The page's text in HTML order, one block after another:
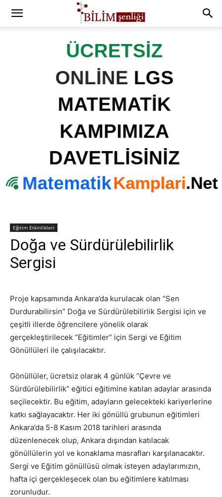
Eğitim Etkinlikleri
Doğa ve Sürdürülebilirlik
Sergisi
Proje kapsamında Ankara’da kurulacak olan “Sen
Durdurabilirsin” Doğa ve Sürdürülebilirlik Sergisi için ve
çeşitli illerde öğrencilere yönelik olarak
gerçekleştirilecek “Eğitimler” için Sergi ve Eğitim
Gönüllüleri ile çalışılacaktır.
Gönüllüler, ücretsiz olarak 4 günlük “Çevre ve
Sürdürülebilirlik” eğitici eğitimine katılan adaylar arasında
seçilecektir. Bu eğitim, adayların gelecekteki kariyerlerine
katkı sağlayacaktır. Her iki gönüllü grubunun eğitimleri
Ankara’da 5-8 Kasım 2018 tarihleri arasında
düzenlenecek olup, Ankara dışından katılacak
gönüllülerin yol ve konaklama masrafları karşılanacaktır.
Sergi ve Eğitim gönüllüsü olmak isteyen adaylarımızın,
hafta içi gerçekleşecek olan bu eğitimlere katılması
zorunludur.